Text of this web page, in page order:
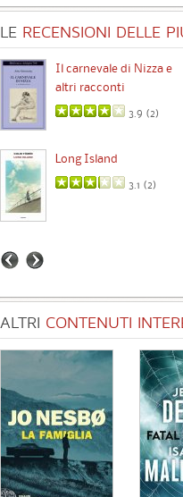
LE RECENSIONI DELLE
Il carnevale di Nizza e
altri racconti
3.9 (2)
Long Island
3.1 (2)
ALTRI CONTENUTI